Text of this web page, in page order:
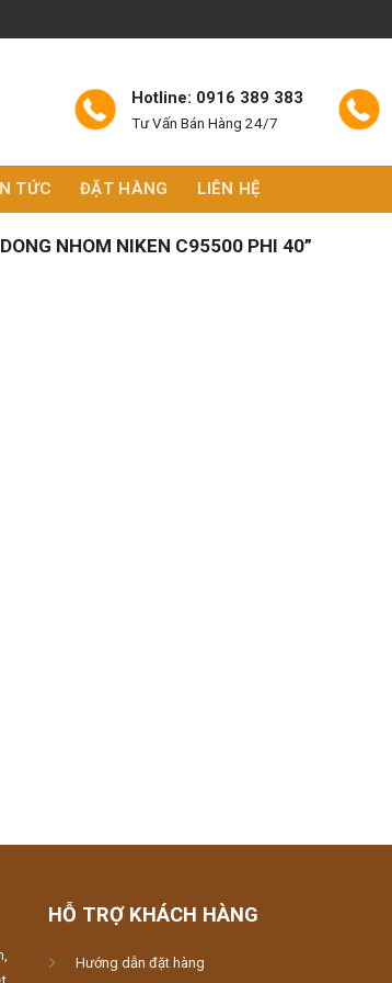
Hotline: 0916 389 383
Tư Vấn Bán Hàng 24/7
TỨC ĐẶT HÀNG LIÊN HỆ
NHOM NIKEN C95500 PHI 40”
HỖ TRỢ KHÁCH HÀNG
Hướng dẫn đặt hàng